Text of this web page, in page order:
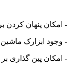
پنهان کردن برنامه
ابزارک ماشین حساب
پین گذاری بر روی